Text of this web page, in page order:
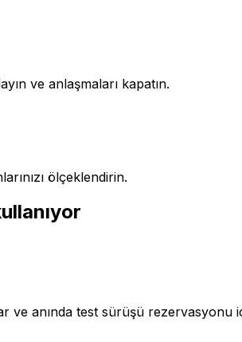
ve anlaşmaları kapatın.
ölçeklendirin.
ve anında test sürüşü